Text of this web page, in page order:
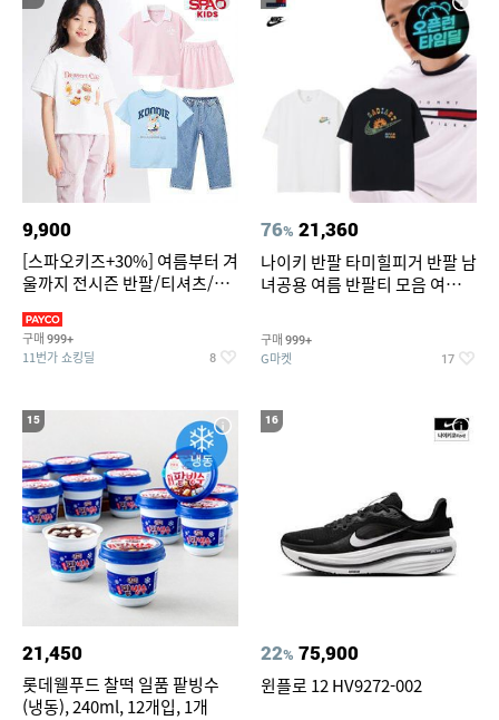
9,900
[스파오키즈+30%] 여름부터 겨
울까지 전시즌 반팔/티셔츠/셋
구매 999+
11번가 쇼킹딜 8
76% 21,360
나이키 반팔 타미힐피거 반팔 남
녀공용 여름 반팔티 모음 여름
구매 999+
G마켓 17
15
21,450
롯데웰푸드 찰떡 일품 팥빙수
(냉동), 240ml, 12개입, 1개
16
22% 75,900
윈플로 12 HV9272-002